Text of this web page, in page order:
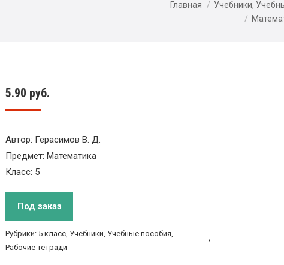
Главная Учебники,
5.90 руб.
Автор: Герасимов В. Д.
Предмет: Математика
Класс: 5
Под заказ
Рубрики: 5 класс, Учебники, Учебные пособия,
Рабочие тетради